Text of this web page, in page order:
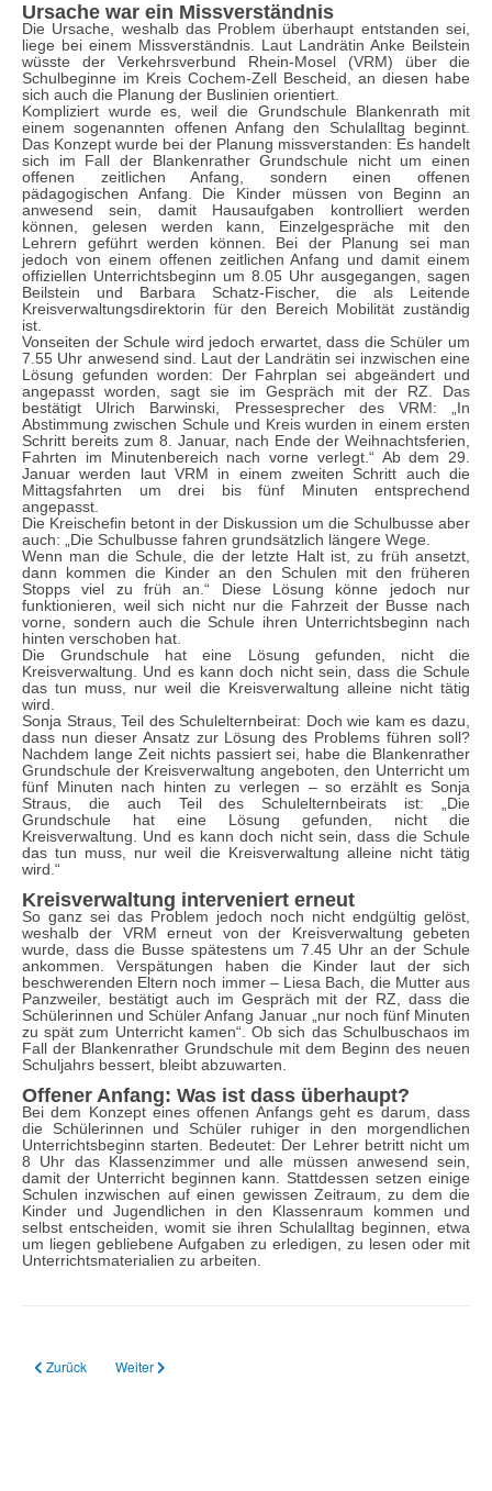
Ursache war ein Missverständnis
Die Ursache, weshalb das Problem überhaupt entstanden sei,
liege bei einem Missverständnis. Laut Landrätin Anke Beilstein
wüsste der Verkehrsverbund Rhein-Mosel (VRM) über die
Schulbeginne im Kreis Cochem-Zell Bescheid, an diesen habe
sich auch die Planung der Buslinien orientiert.
Kompliziert wurde es, weil die Grundschule Blankenrath mit
einem sogenannten offenen Anfang den Schulalltag beginnt.
Das Konzept wurde bei der Planung missverstanden: Es handelt
sich im Fall der Blankenrather Grundschule nicht um einen
offenen zeitlichen Anfang, sondern einen offenen
pädagogischen Anfang. Die Kinder müssen von Beginn an
anwesend sein, damit Hausaufgaben kontrolliert werden
können, gelesen werden kann, Einzelgespräche mit den
Lehrern geführt werden können. Bei der Planung sei man
jedoch von einem offenen zeitlichen Anfang und damit einem
offiziellen Unterrichtsbeginn um 8.05 Uhr ausgegangen, sagen
Beilstein und Barbara Schatz-Fischer, die als Leitende
Kreisverwaltungsdirektorin für den Bereich Mobilität zuständig
ist.
Vonseiten der Schule wird jedoch erwartet, dass die Schüler um
7.55 Uhr anwesend sind. Laut der Landrätin sei inzwischen eine
Lösung gefunden worden: Der Fahrplan sei abgeändert und
angepasst worden, sagt sie im Gespräch mit der RZ. Das
bestätigt Ulrich Barwinski, Pressesprecher des VRM: „In
Abstimmung zwischen Schule und Kreis wurden in einem ersten
Schritt bereits zum 8. Januar, nach Ende der Weihnachtsferien,
Fahrten im Minutenbereich nach vorne verlegt.“ Ab dem 29.
Januar werden laut VRM in einem zweiten Schritt auch die
Mittagsfahrten um drei bis fünf Minuten entsprechend
angepasst.
Die Kreischefin betont in der Diskussion um die Schulbusse aber
auch: „Die Schulbusse fahren grundsätzlich längere Wege.
Wenn man die Schule, die der letzte Halt ist, zu früh ansetzt,
dann kommen die Kinder an den Schulen mit den früheren
Stopps viel zu früh an.“ Diese Lösung könne jedoch nur
funktionieren, weil sich nicht nur die Fahrzeit der Busse nach
vorne, sondern auch die Schule ihren Unterrichtsbeginn nach
hinten verschoben hat.
Die Grundschule hat eine Lösung gefunden, nicht die
Kreisverwaltung. Und es kann doch nicht sein, dass die Schule
das tun muss, nur weil die Kreisverwaltung alleine nicht tätig
wird.
Sonja Straus, Teil des Schulelternbeirat: Doch wie kam es dazu,
dass nun dieser Ansatz zur Lösung des Problems führen soll?
Nachdem lange Zeit nichts passiert sei, habe die Blankenrather
Grundschule der Kreisverwaltung angeboten, den Unterricht um
fünf Minuten nach hinten zu verlegen – so erzählt es Sonja
Straus, die auch Teil des Schulelternbeirats ist: „Die
Grundschule hat eine Lösung gefunden, nicht die
Kreisverwaltung. Und es kann doch nicht sein, dass die Schule
das tun muss, nur weil die Kreisverwaltung alleine nicht tätig
wird.“
Kreisverwaltung interveniert erneut
So ganz sei das Problem jedoch noch nicht endgültig gelöst,
weshalb der VRM erneut von der Kreisverwaltung gebeten
wurde, dass die Busse spätestens um 7.45 Uhr an der Schule
ankommen. Verspätungen haben die Kinder laut der sich
beschwerenden Eltern noch immer – Liesa Bach, die Mutter aus
Panzweiler, bestätigt auch im Gespräch mit der RZ, dass die
Schülerinnen und Schüler Anfang Januar „nur noch fünf Minuten
zu spät zum Unterricht kamen“. Ob sich das Schulbuschaos im
Fall der Blankenrather Grundschule mit dem Beginn des neuen
Schuljahrs bessert, bleibt abzuwarten.
Offener Anfang: Was ist dass überhaupt?
Bei dem Konzept eines offenen Anfangs geht es darum, dass
die Schülerinnen und Schüler ruhiger in den morgendlichen
Unterrichtsbeginn starten. Bedeutet: Der Lehrer betritt nicht um
8 Uhr das Klassenzimmer und alle müssen anwesend sein,
damit der Unterricht beginnen kann. Stattdessen setzen einige
Schulen inzwischen auf einen gewissen Zeitraum, zu dem die
Kinder und Jugendlichen in den Klassenraum kommen und
selbst entscheiden, womit sie ihren Schulalltag beginnen, etwa
um liegen gebliebene Aufgaben zu erledigen, zu lesen oder mit
Unterrichtsmaterialien zu arbeiten.
Vorheriger Beitrag: 05.03.2024 Polizei stoppt betrunkenen Busfahrer
Zurück Nächster Beitrag: 14.12.2023 Probleme mit Linienverkehr
Weiter